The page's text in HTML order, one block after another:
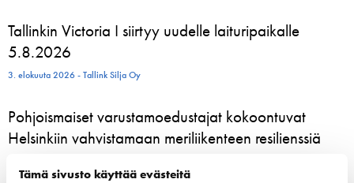
Tämä sivusto käyttää evästeitä
Tallinkin Victoria I siirtyy uudelle laituripaikalle
5.8.2026
3. elokuuta 2026 - Tallink Silja Oy
Pohjoismaiset varustamoedustajat kokoontuvat
Helsinkiin vahvistamaan meriliikenteen resilienssiä